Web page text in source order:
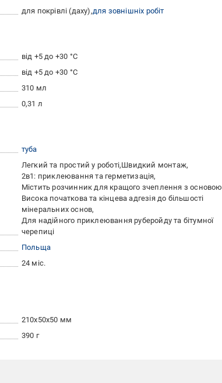
для покрівлі (даху) для зовнішніх робіт
від +5 до +30 °C
від +5 до +30 °С
310 мл
0,31 л
туба
Легкий та простий у роботі Швидкий монтаж
2в1: приклеювання та герметизація
Містить розчинник для кращого зчеплення з основою
Висока початкова та кінцева адгезія до більшості
мінеральних основ
Для надійного приклеювання руберойду та бітумної
черепиці
Польща
24 міс.
210x50x50 мм
390 г